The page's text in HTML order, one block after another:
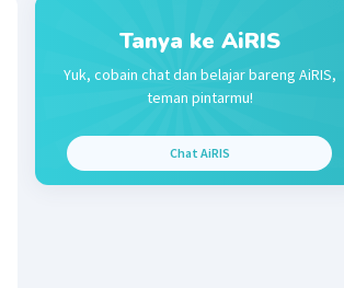
Tanya ke AiRIS
Yuk, cobain chat dan belajar bareng AiRIS,
teman pintarmu!
Chat AiRIS